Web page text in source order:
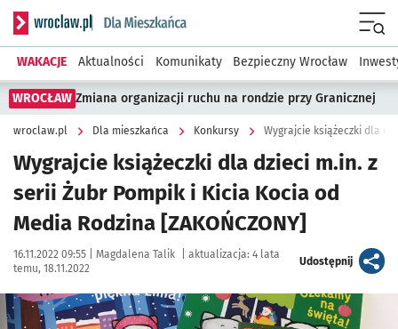
Serwis informacyjny wroclaw.pl podserwis: Dla mieszkańca
WAKACJE Aktualności Komunikaty Bezpieczny Wrocław
WROCŁAW Zmiana organizacji ruchu na rondzie przy Granicznej
wroclaw.pl Dla mieszkańca Konkursy
Wygrajcie książeczki dla dzieci m.in. z
serii Żubr Pompik i Kicia Kocia od
Media Rodzina [ZAKOŃCZONY]
Data publikacji:
16.11.2022 09:55 | Autor:
Magdalena Talik aktualizacja: 4 lata
temu, 18.11.2022
Udostępnijartykuł
Kliknij, aby powiększyć